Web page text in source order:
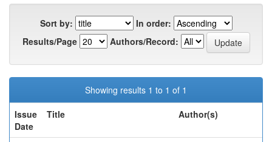
Sort by:
In order:
Results/Page
Authors/Record:
Showing results 1 to 1 of 1
Issue
Date
Title Author(s)